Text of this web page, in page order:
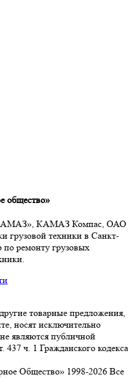
общество»
КАМАЗ Компас, ОАО
грузовой техники в Санкт-
ремонту грузовых
товарные предложения,
носят исключительно
являются публичной
437 ч. 1 Гражданского кодекса
Общество» 1998-2026 Все